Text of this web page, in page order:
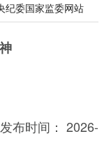
纪委国家监委网站
布时间： 2026-